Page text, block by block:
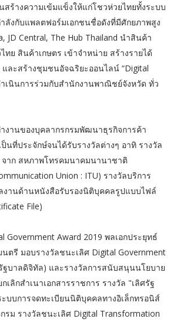
สร้างความเข้มแข็งให้แก่โชวห่วยไทยทั้งระบบ
ลังกับแพลตฟอร์มเอกชนชื่อดังที่มีศักยภาพสูง
JD Central, The Hub Thailand นำสินค้า
ย สินค้าเกษตร เข้าจำหน่าย สร้างรายได้
และสร้างชุมชนอัจฉริยะออนไลน์ “Digital
ำเนินการร่วมกับสำนักงานพาณิชย์จังหวัด ทั่ว
งานของบุคลากรกรมพัฒนาธุรกิจการค้า
นที่ประจักษ์จนได้รับรางวัลต่างๆ อาทิ รางวัล
จาก สหภาพโทรคมนาคมนานาชาติ
Union : ITU) รางวัลบริการ
งานด้านหนังสือรับรองนิติบุคคลรูปแบบไฟล์
File)
Government Award 2019 พลเอกประยุทธ์
ตรี มอบรางวัลชนะเลิศ Digital Government
ฐบาลดิจิทัล) และรางวัลการสนับสนุนนโยบาย
เลิกสำเนาเอกสารราชการ รางวัล "เลิศรัฐ
บบการจดทะเบียนนิติบุคคลทางอิเล็กทรอนิส์
รม รางวัลชนะเลิศ Digital Transformation